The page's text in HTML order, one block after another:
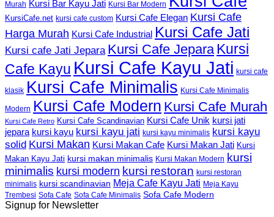
Murah Kursi Bar Kayu Jati Kursi Bar Modern
KursiCafe.net kursi cafe custom Kursi Cafe Elegan Kursi Cafe
Harga Murah Kursi Cafe Industrial Kursi Cafe Jati
Kursi cafe Jati Jepara Kursi Cafe Jepara Kursi
Cafe Kayu Kursi Cafe Kayu Jati kursi cafe
klasik Kursi Cafe Minimalis Kursi Cafe Minimalis
Modern Kursi Cafe Modern Kursi Cafe Murah
Kursi Cafe Retro Kursi Cafe Scandinavian Kursi Cafe Unik kursi jati
jepara kursi kayu kursi kayu jati kursi kayu minimalis kursi kayu
solid Kursi Makan Kursi Makan Cafe Kursi Makan Jati Kursi
Makan Kayu Jati kursi makan minimalis Kursi Makan Modern
kursi
minimalis kursi modern kursi restoran kursi restoran
minimalis kursi scandinavian Meja Cafe Kayu Jati Meja Kayu
Trembesi Sofa Cafe Sofa Cafe Minimalis Sofa Cafe Modern
Signup for Newsletter